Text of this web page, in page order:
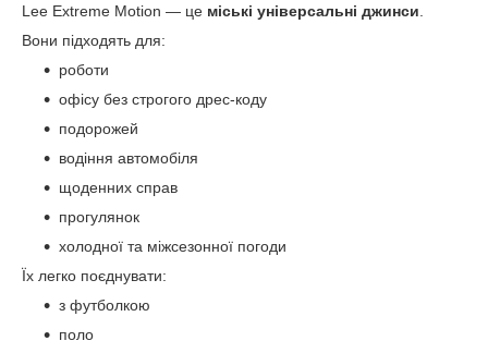
Lee Extreme Motion — це міські універсальні джинси
Вони підходять для:
роботи
офісу без строгого дрес-коду
подорожей
водіння автомобіля
щоденних справ
прогулянок
холодної та міжсезонної погоди
Їх легко поєднувати:
з футболкою
поло